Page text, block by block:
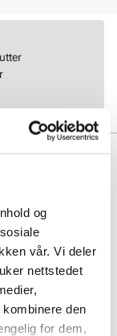
og
vår. Vi deler
nettstedet
den
for dem,
vegansk sandal
med semsket
og gir god
som ønsker et
Dust Thyme